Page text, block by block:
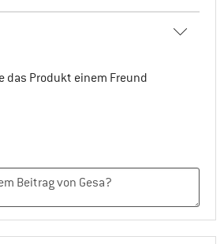
das Produkt einem Freund